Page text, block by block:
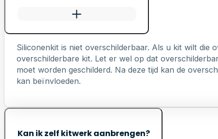
Siliconenkit is niet overschilderbaar. Als u kit wilt die
overschilderbare kit. Let er wel op dat
moet worden geschilderd. Na deze tijd kan de
kan beïnvloeden.
Kan ik zelf kitwerk aanbrengen?